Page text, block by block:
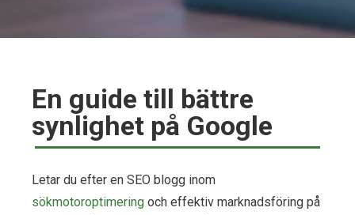
En guide till bättre
synlighet på Google
Letar du efter en SEO blogg inom
sökmotoroptimering och effektiv marknadsföring på